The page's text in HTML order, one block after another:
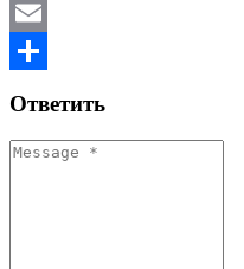
Mastodon
Email
Ответить